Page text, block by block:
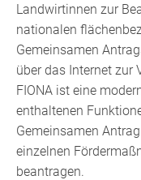
Landwirtinnen zur
nationalen
Gemeinsamen
über das Internet zur
FIONA ist eine
enthaltenen
Gemeinsamen
einzelnen
beantragen.